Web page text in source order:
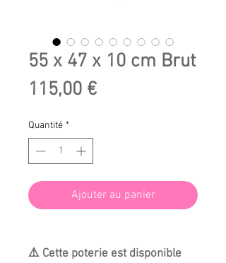
55 x 47 x 10 cm Brut
115,00 €Prix
Quantité *
Ajouter au panier
⚠️ Cette poterie est disponible